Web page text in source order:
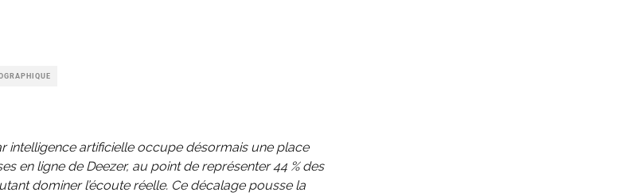
intelligence artificielle occupe désormais une place
en ligne de Deezer, au point de représenter 44 % des
dominer l’écoute réelle. Ce décalage pousse la